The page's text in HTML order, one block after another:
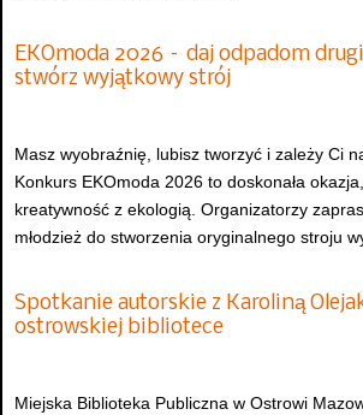
EKOmoda 2026 – daj odpadom
stwórz wyjątkowy strój
Masz wyobraźnię, lubisz tworzyć i zależy Ci
Konkurs EKOmoda 2026 to doskonała
kreatywność z ekologią. Organizatorzy
młodzież do stworzenia oryginalnego stroju
Spotkanie autorskie z Karoliną
ostrowskiej bibliotece
Miejska Biblioteka Publiczna w Ostrowi